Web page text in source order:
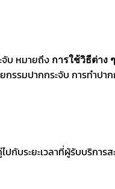
จับ หมายถึง การใช้วิธีต่าง
รรมปากกระจับ การทำปา
กับระยะเวลาที่ผู้รับบริการ